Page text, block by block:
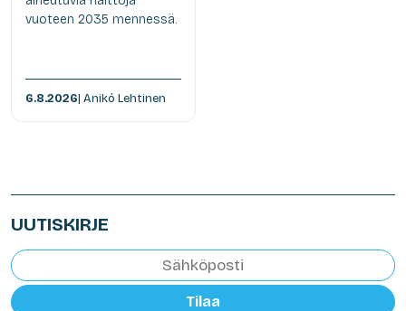
vuoteen 2035 mennessä.
6.8.2026| Anikó Lehtinen
UUTISKIRJE
Tilaa